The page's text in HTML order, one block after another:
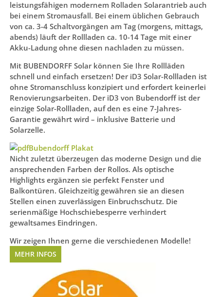
leistungsfähigen modernem Rolladen Solarantrieb auch
bei einem Stromausfall. Bei einem üblichen Gebrauch
von ca. 3-4 Schaltvorgängen am Tag (morgens, mittags,
abends) läuft der Rollladen ca. 10-14 Tage mit einer
Akku-Ladung ohne diesen nachladen zu müssen.
Mit BUBENDORFF Solar können Sie Ihre Rollläden
schnell und einfach ersetzen! Der iD3 Solar-Rollladen ist
ohne Stromanschluss konzipiert und erfordert keinerlei
Renovierungsarbeiten. Der iD3 von Bubendorff ist der
einzige Solar-Rollladen, auf den es eine 7-Jahres-
Garantie gewährt wird – inklusive Batterie und
Solarzelle.
Bubendorff Plakat
Nicht zuletzt überzeugen das moderne Design und die
ansprechenden Farben der Rollos. Als optische
Highlights ergänzen sie perfekt Fenster und
Balkontüren. Gleichzeitig gewähren sie an diesen
Stellen einen zuverlässigen Einbruchschutz. Die
serienmäßige Hochschiebesperre verhindert
gewaltsames Eindringen.
Wir zeigen Ihnen gerne die verschiedenen Modelle!
MEHR INFOS